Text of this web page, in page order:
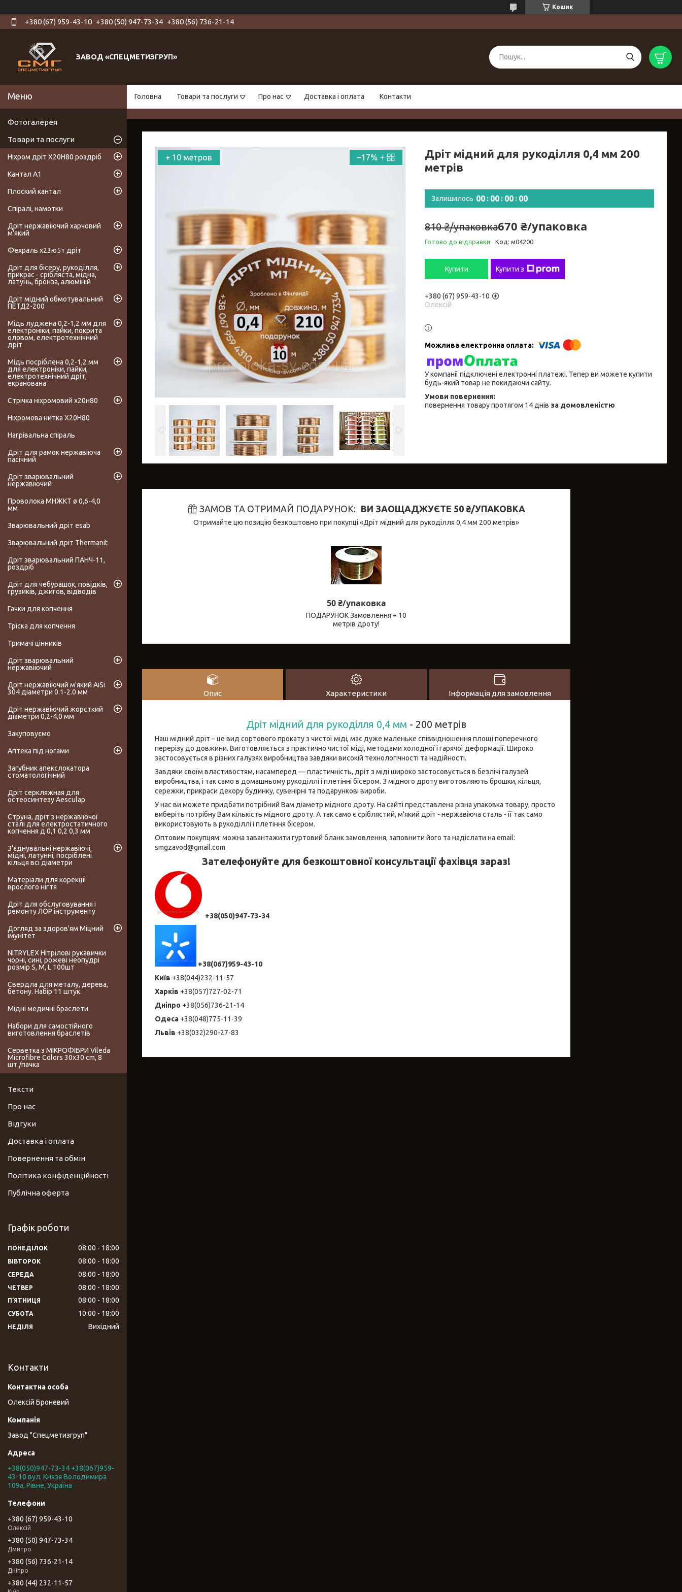
Кошик
+380 (67) 959-43-10 +380 (50) 947-73-34 +380 (56) 736-21-14
ЗАВОД «СПЕЦМЕТИЗГРУП»
Головна Товари та послуги Про нас Доставка і оплата Контакти
+ 10 метров –17%
Дріт мідний для рукоділля 0,4 мм 200
метрів
Залишилось 00 00 00 00
810 ₴/упаковка670 ₴/упаковка
Готово до відправки Код: м04200
Купити Купити з
+380 (67) 959-43-10
Олексій
У компанії підключені електронні платежі. Тепер ви можете купити
будь-який товар не покидаючи сайту.
повернення товару протягом 14 днів за домовленістю
ЗАМОВ ТА ОТРИМАЙ ПОДАРУНОК ВИ ЗАОЩАДЖУЄТЕ 50 ₴/УПАКОВКА
Отримайте цю позицію безкоштовно при покупці «Дріт мідний для рукоділля 0,4 мм 200 метрів»
50 ₴/упаковка
ПОДАРУНОК Замовлення + 10
метрів дроту!
Опис Характеристики Інформація для замовлення
Дріт мідний для рукоділля 0,4 мм - 200 метрів
Наш мідний дріт – це вид сортового прокату з чистої міді, має дуже маленьке співвідношення площі поперечного
перерізу до довжини. Виготовляється з практично чистої міді, методами холодної і гарячої деформації. Широко
застосовується в різних галузях виробництва завдяки високій технологічності та надійності.
Завдяки своїм властивостям, насамперед — пластичність, дріт з міді широко застосовується в безлічі галузей
виробництва, і так само в домашньому рукоділлі і плетінні бісером. З мідного дроту виготовляють брошки, кільця,
сережки, прикраси декору будинку, сувенірні та подарункові вироби.
У нас ви можете придбати потрібний Вам діаметр мідного дроту. На сайті представлена різна упаковка товару, просто
виберіть потрібну Вам кількість мідного дроту. А так само є сріблястий, м'який дріт - нержавіюча сталь - її так само
використовують в рукоділлі і плетіння бісером.
Оптовим покупцям: можна завантажити гуртовий бланк замовлення, заповнити його та надіслати на email:
smgzavod@gmail.com
Зателефонуйте для безкоштовної консультації фахівця зараз!
+38(050)947-73-34
+38(067)959-43-10
Київ +38(044)232-11-57
Харків +38(057)727-02-71
Дніпро +38(056)736-21-14
Одеса +38(048)775-11-39
Львів +38(032)290-27-83
Фотогалерея
Товари та послуги
Ніхром дріт Х20Н80 роздріб
Кантал А1
Плоский кантал
Спіралі, намотки
Дріт нержавіючий харчовий
м'який
Фехраль х23ю5т дріт
Дріт для бісеру, рукоділля,
прикрас - срібляста, мідна,
латунь, бронза, алюміній
Дріт мідний обмотувальний
ПЕТД2-200
Мідь луджена 0,2-1,2 мм для
електроніки, пайки, покрита
оловом, електротехнічний
дріт
Мідь посріблена 0,2-1,2 мм
для електроніки, пайки,
електротехнічний дріт,
екранована
Стрічка ніхромовий х20н80
Ніхромова нитка Х20Н80
Нагрівальна спіраль
Дріт для рамок нержавіюча
пасічний
Дріт зварювальний
нержавіючий
Проволока МНЖКТ ø 0,6-4,0
мм
Зварювальний дріт esab
Зварювальний дріт Thermanit
Дріт зварювальний ПАНЧ-11,
роздріб
Дріт для чебурашок, повідків,
грузиків, джигов, відводів
Гачки для копчення
Тріска для копчення
Тримачі цінників
Дріт зварювальний
нержавіючий
Дріт нержавіючий м'який AiSi
304 діаметри 0.1-2.0 мм
Дріт нержавіючий жорсткий
діаметри 0,2-4,0 мм
Закуповуємо
Аптека під ногами
Загубник апекслокатора
стоматологічний
Дріт серкляжная для
остеосинтезу Aesculap
Струна, дріт з нержавіючої
сталі для електростатичного
копчення д 0,1 0,2 0,3 мм
З'єднувальні нержавіючі,
мідні, латунні, посріблені
кільця всі діаметри
Матеріали для корекції
врослого нігтя
Дріт для обслуговування і
ремонту ЛОР інструменту
Догляд за здоров'ям Міцний
імунітет
NITRYLEX Нітрілові рукавички
чорні, сині, рожеві неопудрі
розмір S, M, L 100шт
Свердла для металу, дерева,
бетону. Набір 11 штук.
Мідні медичні браслети
Набори для самостійного
виготовлення браслетів
Серветка з МІКРОФІБРИ Vileda
Microfibre Colors 30x30 cm, 8
шт./пачка
Тексти
Про нас
Відгуки
Доставка і оплата
Повернення та обмін
Політика конфіденційності
Публічна оферта
Графік роботи
ПОНЕДІЛОК 08:00 18:00
ВІВТОРОК 08:00 18:00
СЕРЕДА 08:00 18:00
ЧЕТВЕР 08:00 18:00
ПʼЯТНИЦЯ 08:00 18:00
СУБОТА 10:00 18:00
НЕДІЛЯ Вихідний
Контакти
Олексій Броневий
Завод "Спецметизгруп"
+38(050)947-73-34 +38(067)959-
43-10 вул. Князя Володимира
109а, Рівне, Україна
+380 (67) 959-43-10
Олексій
+380 (50) 947-73-34
Дмитро
+380 (56) 736-21-14
Дніпро
+380 (44) 232-11-57